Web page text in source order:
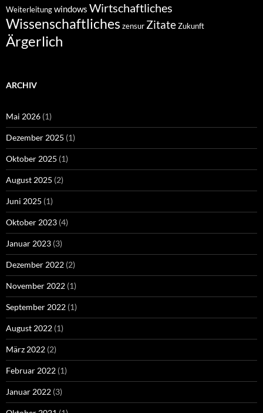
Weiterleitungwindows Wirtschaftliches
Wissenschaftliches zensur ZitateZukunft
Ärgerlich
ARCHIV
Mai 2026 (1)
Dezember 2025 (1)
Oktober 2025 (1)
August 2025 (2)
Juni 2025 (1)
Oktober 2023 (4)
Januar 2023 (3)
Dezember 2022 (2)
November 2022 (1)
September 2022 (1)
August 2022 (1)
März 2022 (2)
Februar 2022 (1)
Januar 2022 (3)